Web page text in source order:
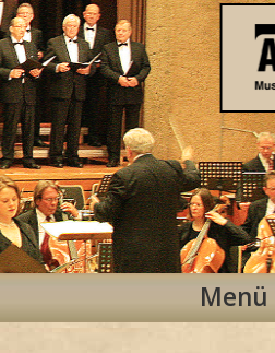
Anton Verlag
Musik- und Chorverlag
Menü